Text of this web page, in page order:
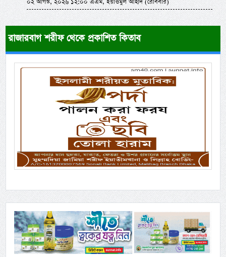
রাজারবাগ শরীফ থেকে প্রকাশিত কিতাব